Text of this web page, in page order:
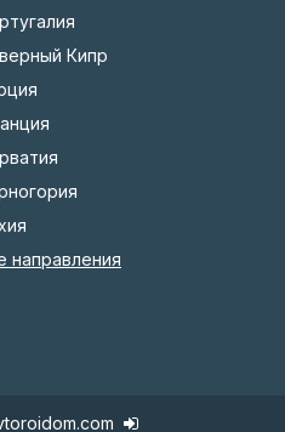
Кипр
направления